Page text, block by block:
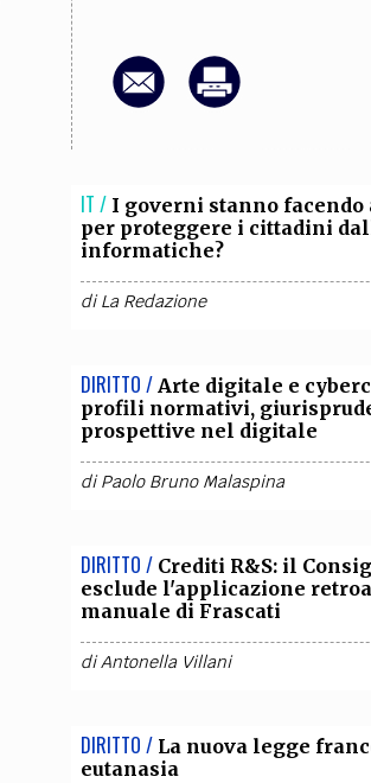
Arte, Cinema, Musica,
Letteratura
COLLABORA CON NOI
IT / I governi stanno facendo
per proteggere i cittadini
informatiche?
diLa Redazione
DIRITTO / Arte digitale e
profili normativi,
prospettive nel digitale
diPaolo Bruno Malaspina
DIRITTO / Crediti R&S: il
esclude l'applicazione
manuale di Frascati
diAntonella Villani
DIRITTO / La nuova legge
eutanasia